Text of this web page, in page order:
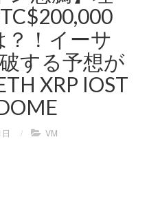
？！イーサ
する予想が
XRP IOST
/ VM